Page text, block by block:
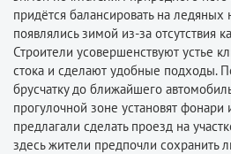
придётся балансировать на ледяных
появлялись зимой из-за отсутствия
Строители усовершенствуют устье
стока и сделают удобные подходы.
брусчатку до ближайшего
прогулочной зоне установят фонари
предлагали сделать проезд на
здесь жители предпочли